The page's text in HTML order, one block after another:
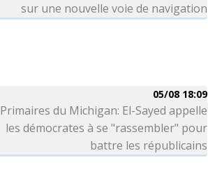
sur une nouvelle voie de navigation
05/08 18:09
Primaires du Michigan: El-Sayed appelle
les démocrates à se "rassembler" pour
battre les républicains